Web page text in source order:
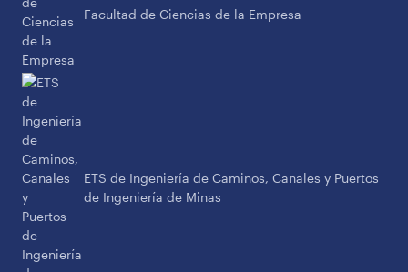
Facultad de Ciencias de la Empresa
ETS de Ingeniería de Caminos, Canales y Puertos
de Ingeniería de Minas